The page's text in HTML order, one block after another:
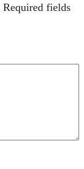
Required fields